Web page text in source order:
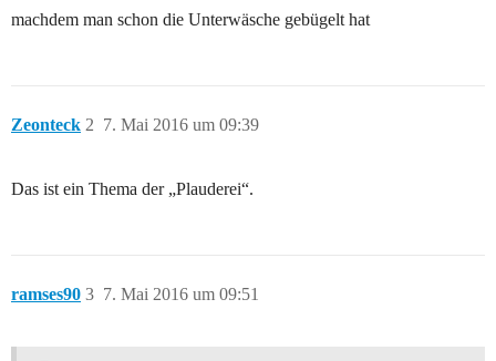
machdem man schon die Unterwäsche gebügelt hat
Zeonteck 7. Mai 2016 um 09:39
2
Das ist ein Thema der „Plauderei“.
ramses90 7. Mai 2016 um 09:51
3